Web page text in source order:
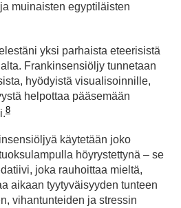
muinaisten egyptiläisten
yksi parhaista eteerisistä
Frankinsensiöljy tunnetaan
hyödyistä visualisoinnille,
helpottaa pääsemään
8
käytetään joko
höyrystettynä – se
joka rauhoittaa mieltä,
aikaan tyytyväisyyden tunteen
vihantunteiden ja stressin